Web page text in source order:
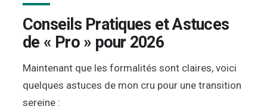
Conseils Pratiques et Astuces
de « Pro » pour 2026
Maintenant que les formalités sont claires, voici
quelques astuces de mon cru pour une transition
sereine :